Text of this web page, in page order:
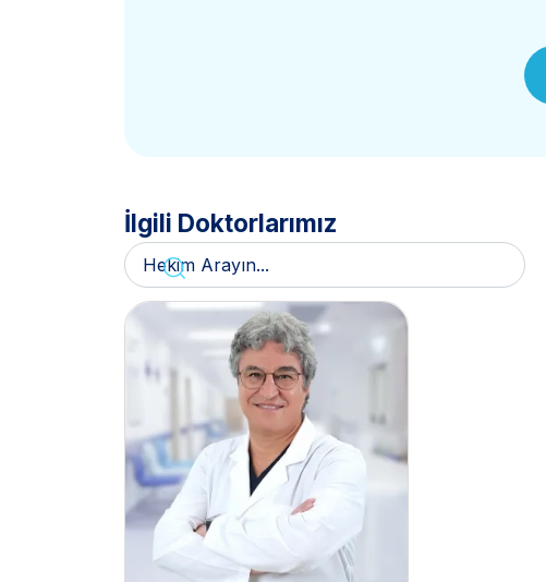
İlgili Doktorlarımız